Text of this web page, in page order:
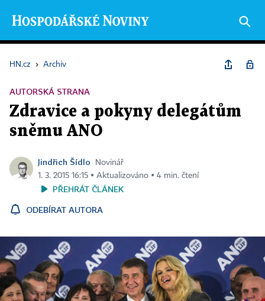
HN.cz › Archiv
AUTORSKÁ STRANA
Zdravice a pokyny delegátům
sněmu ANO
Jindřich Šídlo
Novinář
1. 3. 2015 16:15 ▪ Aktualizováno ▪ 4 min. čtení
PŘEHRÁT ČLÁNEK
ODEBÍRAT AUTORA